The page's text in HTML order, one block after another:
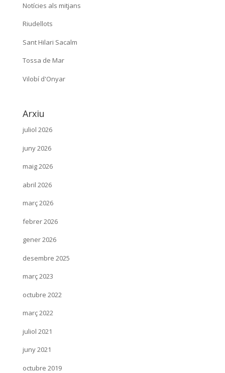
Notícies als mitjans
Riudellots
Sant Hilari Sacalm
Tossa de Mar
Vilobí d'Onyar
Arxiu
juliol 2026
juny 2026
maig 2026
abril 2026
març 2026
febrer 2026
gener 2026
desembre 2025
març 2023
octubre 2022
març 2022
juliol 2021
juny 2021
octubre 2019